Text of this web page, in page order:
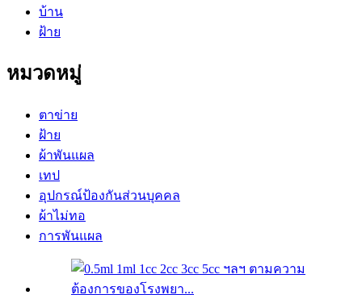
บ้าน
ฝ้าย
หมวดหมู่
ตาข่าย
ฝ้าย
ผ้าพันแผล
เทป
อุปกรณ์ป้องกันส่วนบุคคล
ผ้าไม่ทอ
การพันแผล